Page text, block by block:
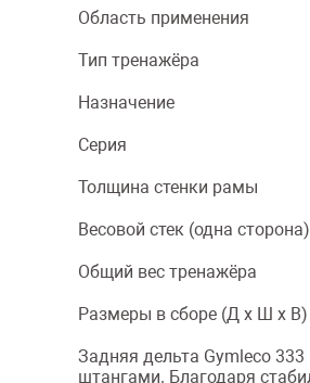
Область применения
Тип тренажёра
Назначение
Серия
Толщина стенки рамы
Весовой стек (одна сторона)
Общий вес тренажёра
Размеры в сборе (Д x Ш x В)
Задняя дельта Gymleco
штангами. Благодаря